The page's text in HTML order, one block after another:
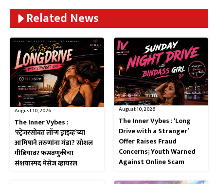
Related News
August 10, 2026
The Inner Vybes :
‘स्ट्रेंजरसोबत लॉन्ग ड्राइव्ह’च्या
आमिषाने तरुणांना गंडा? सोशल
मीडियावर फसवणुकीचा
संशयास्पद मेसेज व्हायरल
August 10, 2026
The Inner Vybes : ‘Long
Drive with a Stranger’
Offer Raises Fraud
Concerns; Youth Warned
Against Online Scam